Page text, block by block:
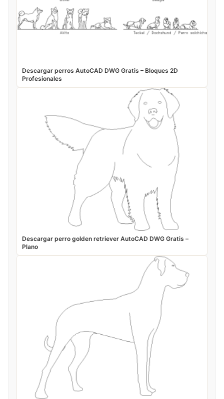
Descargar perros AutoCAD DWG Gratis – Bloques 2D
Profesionales
Descargar perro golden retriever AutoCAD DWG Gratis –
Plano